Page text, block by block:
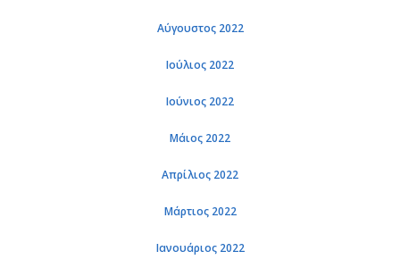
Αύγουστος 2022
Ιούλιος 2022
Ιούνιος 2022
Μάιος 2022
Απρίλιος 2022
Μάρτιος 2022
Ιανουάριος 2022